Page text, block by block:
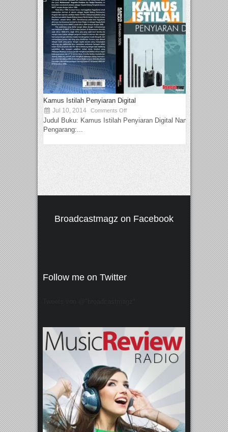
Kamus Istilah Penyiaran Digital
Jul 10, 2014 Comments Off
Judul Buku: Kamus Istilah Penyiaran Digital Nama
Pengarang:...
Broadcastmagz on Facebook
Follow me on Twitter